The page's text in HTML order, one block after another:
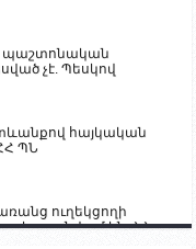
պաշտոնական
չէ. Պեսկով
հայկական
ՊՆ
ուղեկցողի
գտնվում են ՀՀ